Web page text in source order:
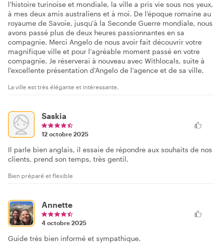
l'histoire turinoise et mondiale, la ville a pris vie sous nos yeux,
à mes deux amis australiens et à moi. De l'époque romaine au
royaume de Savoie, jusqu'à la Seconde Guerre mondiale, nous
avons passé plus de deux heures passionnantes en sa
compagnie. Merci Angelo de nous avoir fait découvrir votre
magnifique ville et pour l'agréable moment passé en votre
compagnie. Je réserverai à nouveau avec Withlocals, suite à
l'excellente présentation d'Angelo de l'agence et de sa ville.
La ville est très élégante et intéressante.
Saskia
12 octobre 2025
Il parle bien anglais, il essaie de répondre aux souhaits de nos
clients, prend son temps, très gentil.
Bien préparé et flexible
Annette
4 octobre 2025
Guide très bien informé et sympathique.